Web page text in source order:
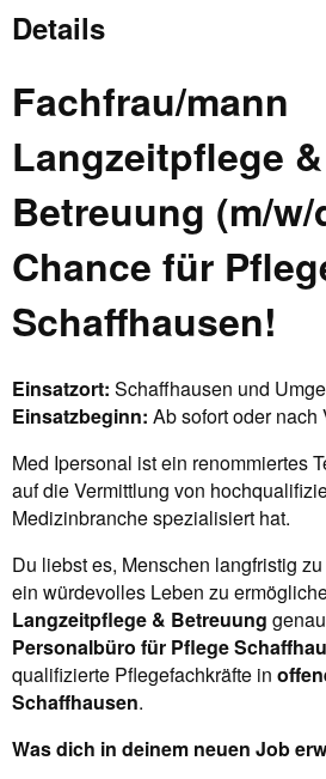
Details
Fachfrau/mann
Langzeitpflege &
Betreuung (m/
Chance für
Schaffhausen!
Einsatzort: Schaffhausen und
Einsatzbeginn: Ab sofort oder nach
Med Ipersonal ist ein renommiertes
auf die Vermittlung von
Medizinbranche spezialisiert hat.
Du liebst es, Menschen langfristig
ein würdevolles Leben zu
Langzeitpflege & Betreuung
Personalbüro für Pflege
qualifizierte Pflegefachkräfte in
Schaffhausen.
Was dich in deinem neuen Job